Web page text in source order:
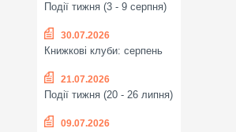
Події тижня (3 - 9 серпня)
30.07.2026
Книжкові клуби: серпень
21.07.2026
Події тижня (20 - 26 липня)
09.07.2026